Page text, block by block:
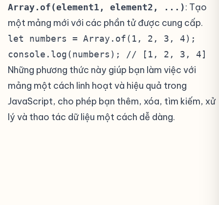
Array.of(element1, element2, ...): Tạo
một mảng mới với các phần tử được cung cấp.
let numbers = Array.of(1, 2, 3, 4);
console.log(numbers); // [1, 2, 3, 4]
Những phương thức này giúp bạn làm việc với
mảng một cách linh hoạt và hiệu quả trong
JavaScript, cho phép bạn thêm, xóa, tìm kiếm, xử
lý và thao tác dữ liệu một cách dễ dàng.